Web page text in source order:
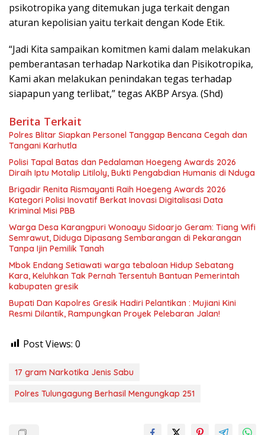
psikotropika yang ditemukan juga terkait dengan
aturan kepolisian yaitu terkait dengan Kode Etik.
“Jadi Kita sampaikan komitmen kami dalam melakukan
pemberantasan terhadap Narkotika dan Pisikotropika,
Kami akan melakukan penindakan tegas terhadap
siapapun yang terlibat,” tegas AKBP Arsya. (Shd)
Berita Terkait
Polres Blitar Siapkan Personel Tanggap Bencana Cegah dan
Tangani Karhutla
Polisi Tapal Batas dan Pedalaman Hoegeng Awards 2026
Diraih Iptu Motalip Litiloly, Bukti Pengabdian Humanis di Nduga
Brigadir Renita Rismayanti Raih Hoegeng Awards 2026
Kategori Polisi Inovatif Berkat Inovasi Digitalisasi Data
Kriminal Misi PBB
Warga Desa Karangpuri Wonoayu Sidoarjo Geram: Tiang Wifi
Semrawut, Diduga Dipasang Sembarangan di Pekarangan
Tanpa Ijin Pemilik Tanah
Mbok Endang Setiawati warga tebaloan Hidup Sebatang
Kara, Keluhkan Tak Pernah Tersentuh Bantuan Pemerintah
kabupaten gresik
​Bupati Dan Kapolres Gresik Hadiri Pelantikan : Mujiani Kini
Resmi Dilantik, Rampungkan Proyek Pelebaran Jalan!
Post Views: 0
17 gram Narkotika Jenis Sabu
Polres Tulungagung Berhasil Mengungkap 251